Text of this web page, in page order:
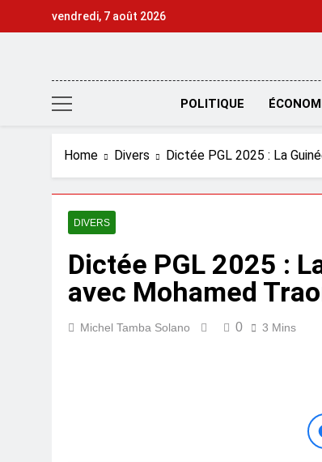
vendredi, 7 août 2026
POLITIQUE
Home Divers Dictée PGL 2025 : La
DIVERS
Dictée PGL 2025 :
avec Mohamed
Michel Tamba Solano 0 3 Mins